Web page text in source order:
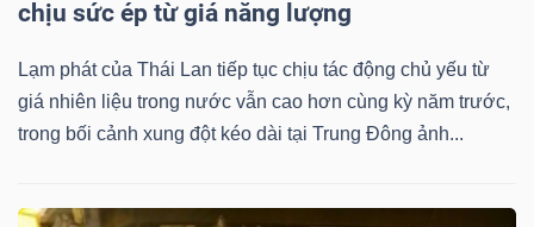
chịu sức ép từ giá năng lượng
Lạm phát của Thái Lan tiếp tục chịu tác động chủ yếu từ
giá nhiên liệu trong nước vẫn cao hơn cùng kỳ năm trước,
trong bối cảnh xung đột kéo dài tại Trung Đông ảnh...